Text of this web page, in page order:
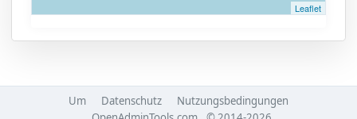
Leaflet
Um Datenschutz
Nutzungsbedingungen